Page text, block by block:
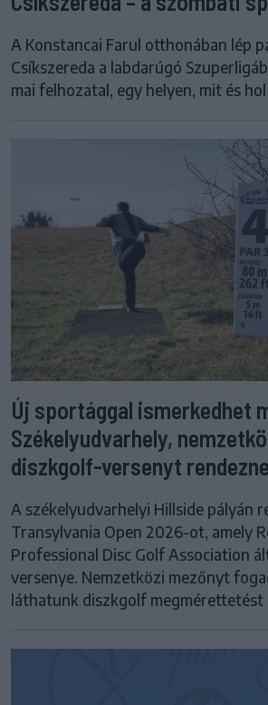
A Konstancai Farul otthonában lép
Csíkszereda a labdarúgó
mai felhozatal, egy helyen, mit és
Új sportággal ismerkedhet
Székelyudvarhely,
diszkgolf-versenyt
A székelyudvarhelyi Hillside pályán
Transylvania Open 2026-ot, amely
Professional Disc Golf Association
versenye. Nemzetközi mezőnyt
láthatunk diszkgolf megmérettetést